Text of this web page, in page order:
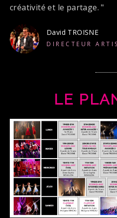
créativité et le partage. "
David TROISNE
DIRECTEUR
LE